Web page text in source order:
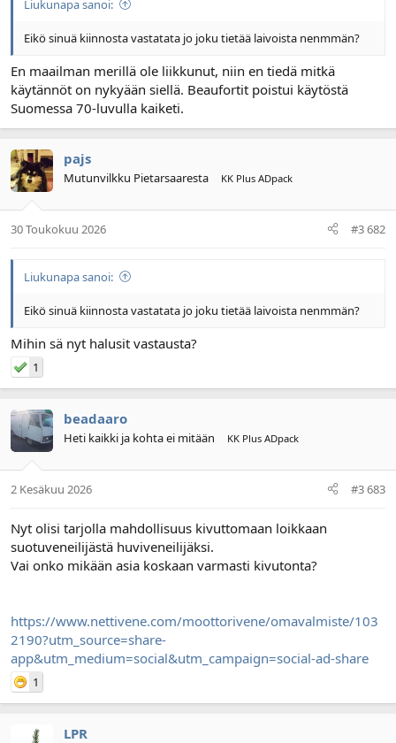
t
a
j
a
ä
ä
r
Liukunapa sanoi:
Eikö sinuä kiinnosta vastatata jo joku tietää laivoista nenmmän?
En maailman merillä ole liikkunut, niin en tiedä mitkä
käytännöt on nykyään siellä. Beaufortit poistui käytöstä
Suomessa 70-luvulla kaiketi.
pajs
Mutunvilkku Pietarsaaresta KK Plus ADpack
30 Toukokuu 2026 #3 682
Liukunapa sanoi:
Eikö sinuä kiinnosta vastatata jo joku tietää laivoista nenmmän?
Mihin sä nyt halusit vastausta?
1
beadaaro
Heti kaikki ja kohta ei mitään KK Plus ADpack
2 Kesäkuu 2026 #3 683
Nyt olisi tarjolla mahdollisuus kivuttomaan loikkaan
suotuveneilijästä huviveneilijäksi.
Vai onko mikään asia koskaan varmasti kivutonta?
https://www.nettivene.com/moottorivene/omavalmiste/103
2190?utm_source=share-
app&utm_medium=social&utm_campaign=social-ad-share
1
LPR